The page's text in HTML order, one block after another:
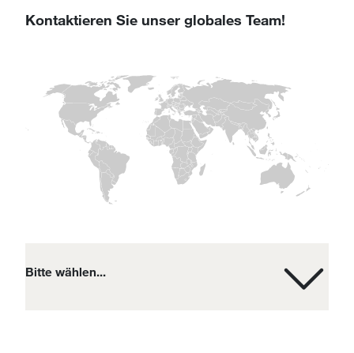
Kontaktieren Sie unser globales Team!